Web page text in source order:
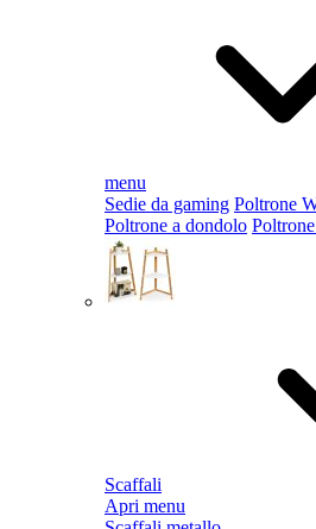
menu
Sedie da gaming Poltrone
Poltrone a dondolo
Scaffali
Apri menu